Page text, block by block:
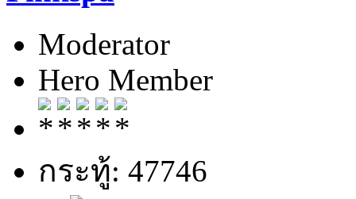
Moderator
Hero Member
กระทู้: 47746